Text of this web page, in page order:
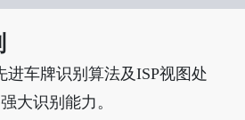
进车牌识别算法及ISP视图处
大识别能力。